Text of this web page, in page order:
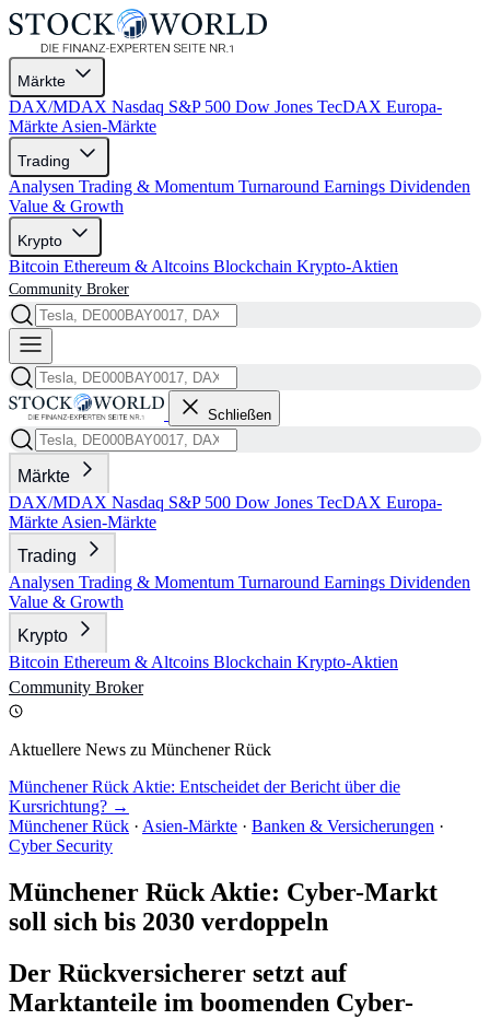
Märkte
DAX/MDAX Nasdaq S&P 500 Dow Jones TecDAX Europa-
Märkte Asien-Märkte
Trading
Analysen Trading & Momentum Turnaround Earnings Dividenden
Value & Growth
Krypto
Bitcoin Ethereum & Altcoins Blockchain Krypto-Aktien
Community Broker
Schließen
Märkte
DAX/MDAX Nasdaq S&P 500 Dow Jones TecDAX Europa-
Märkte Asien-Märkte
Trading
Analysen Trading & Momentum Turnaround Earnings Dividenden
Value & Growth
Krypto
Bitcoin Ethereum & Altcoins Blockchain Krypto-Aktien
Community Broker
Aktuellere News zu Münchener Rück
Münchener Rück Aktie: Entscheidet der Bericht über die
Kursrichtung? →
Münchener Rück · Asien-Märkte · Banken & Versicherungen ·
Cyber Security
Münchener Rück Aktie: Cyber-Markt
soll sich bis 2030 verdoppeln
Der Rückversicherer setzt auf
Marktanteile im boomenden Cyber-